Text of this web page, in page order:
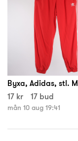
Byxa, Adidas, stl. M
17 kr
17 bud
mån 10 aug 19:41